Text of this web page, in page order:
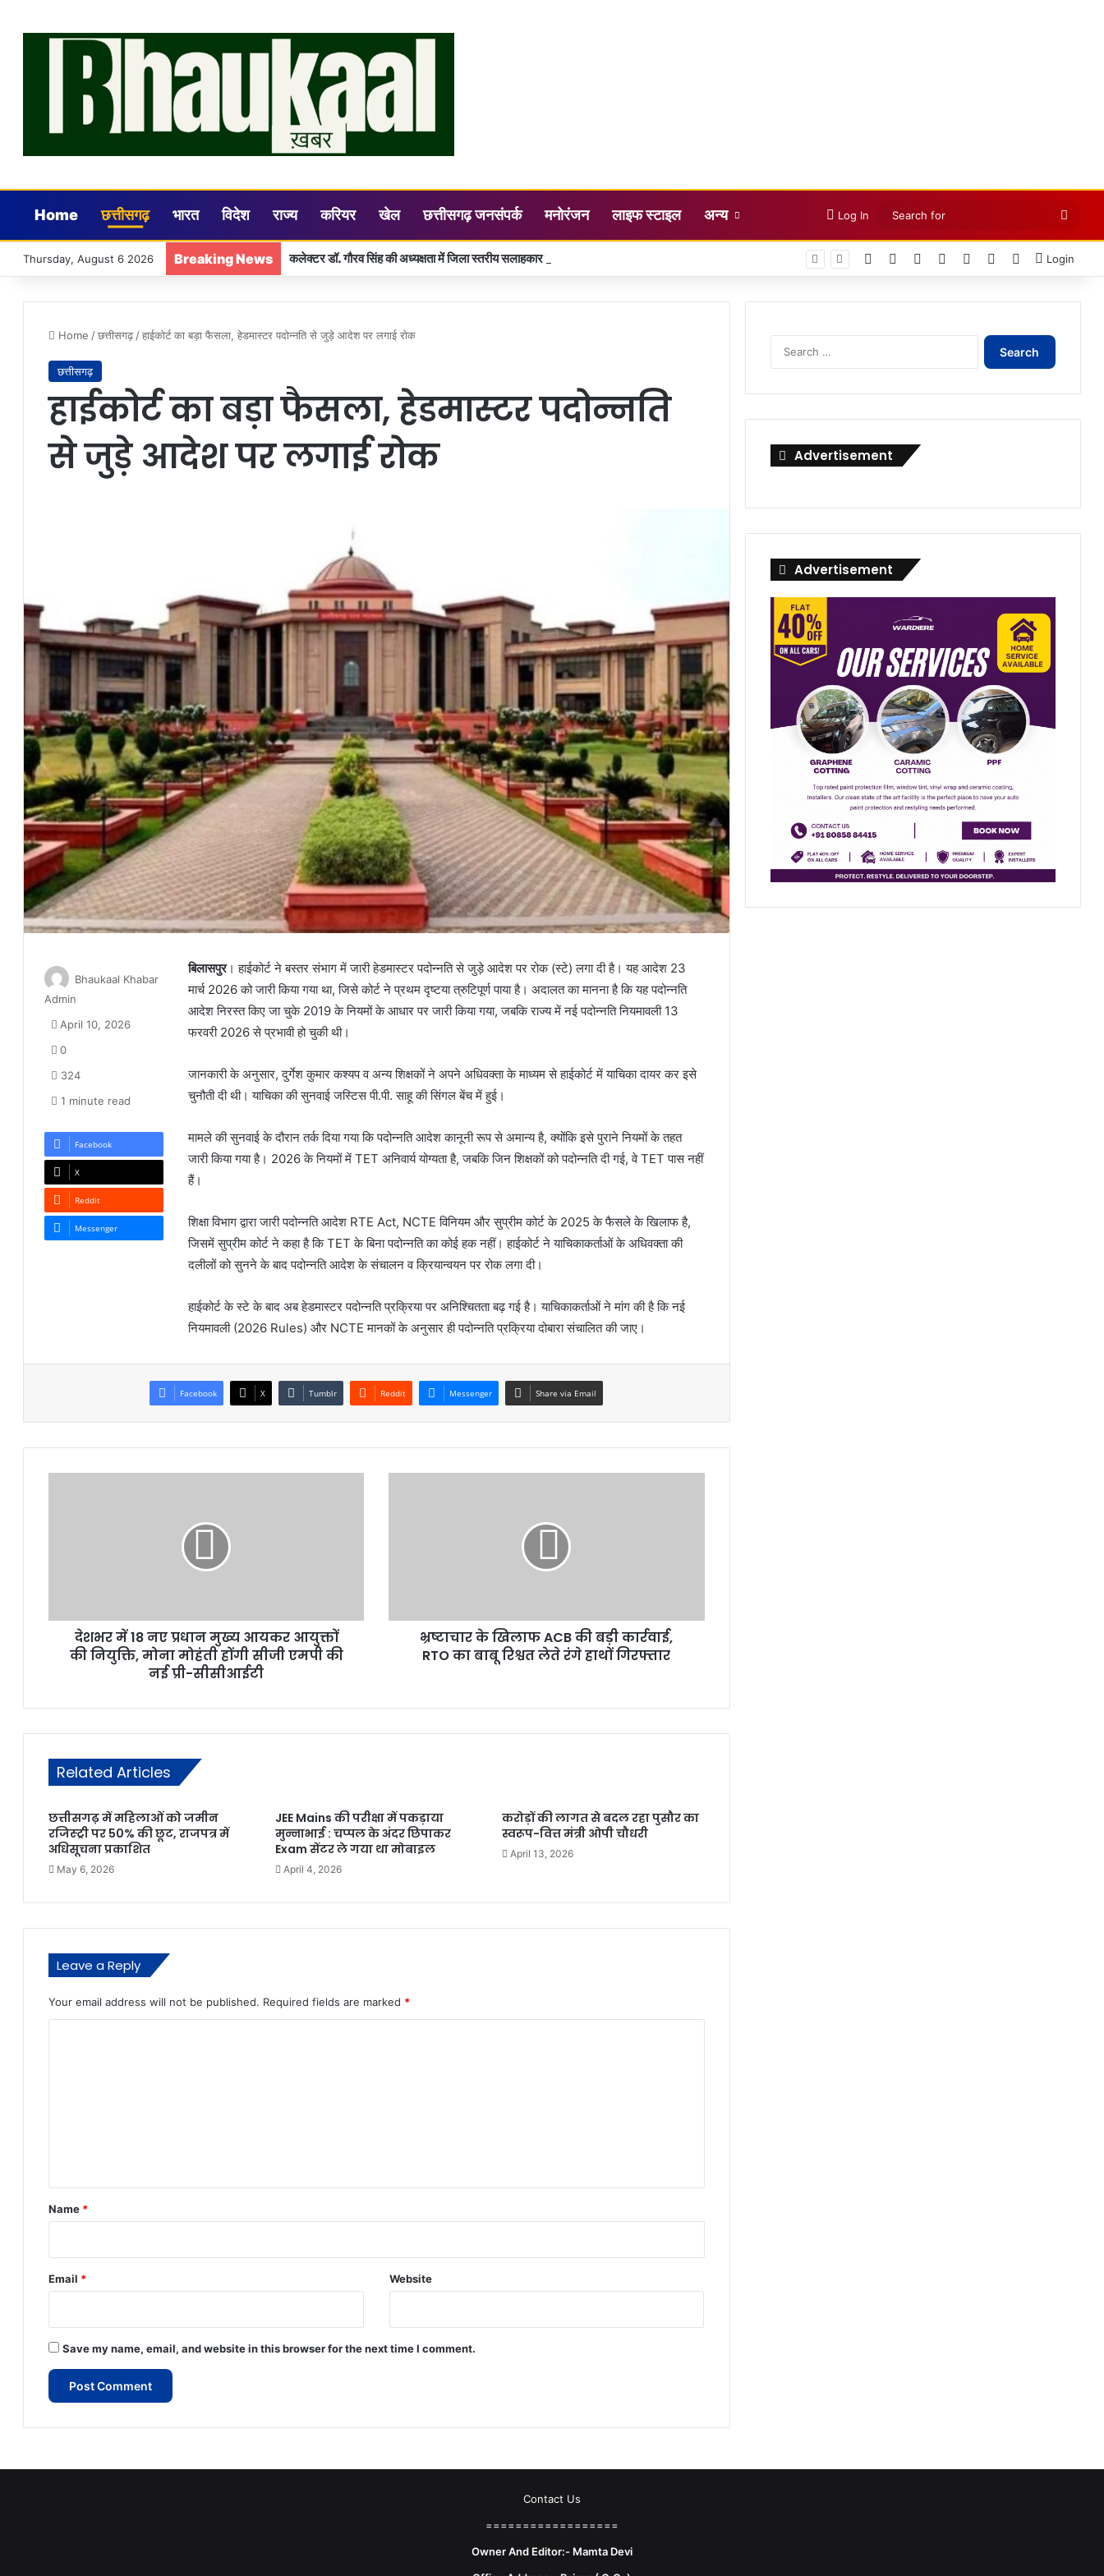
Home छत्तीसगढ़ भारत विदेश राज्य करियर खेल छत्तीसगढ़ जनसंपर्क मनोरंजन लाइफ स्टाइल अन्य Log In
for
Thursday, August 6 2026 Breaking News कलेक्टर डॉ. गौरव सिंह की अध्यक्षता में जिला स्तरीय सलाहकार समिति (DLCC) की बैठक सम्पन्न Facebook LinkedInYouTubeInstagramTelegramWhatsApp
Login
Home / छत्तीसगढ़ / हाईकोर्ट का बड़ा फैसला, हेडमास्टर पदोन्नति से जुड़े आदेश पर लगाई रोक
छत्तीसगढ़
हाईकोर्ट का बड़ा फैसला, हेडमास्टर पदोन्नति
से जुड़े आदेश पर लगाई रोक
बिलासपुर। हाईकोर्ट ने बस्तर संभाग में जारी हेडमास्टर पदोन्नति से जुड़े आदेश पर रोक (स्टे) लगा दी है। यह आदेश 23
मार्च 2026 को जारी किया गया था, जिसे कोर्ट ने प्रथम दृष्टया त्रुटिपूर्ण पाया है। अदालत का मानना है कि यह पदोन्नति
आदेश निरस्त किए जा चुके 2019 के नियमों के आधार पर जारी किया गया, जबकि राज्य में नई पदोन्नति नियमावली 13
फरवरी 2026 से प्रभावी हो चुकी थी।
जानकारी के अनुसार, दुर्गेश कुमार कश्यप व अन्य शिक्षकों ने अपने अधिवक्ता के माध्यम से हाईकोर्ट में याचिका दायर कर इसे
चुनौती दी थी। याचिका की सुनवाई जस्टिस पी.पी. साहू की सिंगल बेंच में हुई।
मामले की सुनवाई के दौरान तर्क दिया गया कि पदोन्नति आदेश कानूनी रूप से अमान्य है, क्योंकि इसे पुराने नियमों के तहत
जारी किया गया है। 2026 के नियमों में TET अनिवार्य योग्यता है, जबकि जिन शिक्षकों को पदोन्नति दी गई, वे TET पास नहीं
हैं।
शिक्षा विभाग द्वारा जारी पदोन्नति आदेश RTE Act, NCTE विनियम और सुप्रीम कोर्ट के 2025 के फैसले के खिलाफ है,
जिसमें सुप्रीम कोर्ट ने कहा है कि TET के बिना पदोन्नति का कोई हक नहीं। हाईकोर्ट ने याचिकाकर्ताओं के अधिवक्ता की
दलीलों को सुनने के बाद पदोन्नति आदेश के संचालन व क्रियान्वयन पर रोक लगा दी।
हाईकोर्ट के स्टे के बाद अब हेडमास्टर पदोन्नति प्रक्रिया पर अनिश्चितता बढ़ गई है। याचिकाकर्ताओं ने मांग की है कि नई
नियमावली (2026 Rules) और NCTE मानकों के अनुसार ही पदोन्नति प्रक्रिया दोबारा संचालित की जाए।
Bhaukaal Khabar
Admin
April 10, 2026
0
324
1 minute read
Facebook
X
Reddit
Messenger
Facebook X Tumblr Reddit Messenger Share via Email
देशभर में 18 नए प्रधान मुख्य आयकर आयुक्तों
की नियुक्ति, मोना मोहंती होंगी सीजी एमपी की
नई प्री-सीसीआईटी
भ्रष्टाचार के खिलाफ ACB की बड़ी कार्रवाई,
RTO का बाबू रिश्वत लेते रंगे हाथों गिरफ्तार
Related Articles
छत्तीसगढ़ में महिलाओं को जमीन
रजिस्ट्री पर 50% की छूट, राजपत्र में
अधिसूचना प्रकाशित
May 6, 2026
JEE Mains की परीक्षा में पकड़ाया
मुन्नाभाई : चप्पल के अंदर छिपाकर
Exam सेंटर ले गया था मोबाइल
April 4, 2026
करोड़ों की लागत से बदल रहा पुसौर का
स्वरूप-वित्त मंत्री ओपी चौधरी
April 13, 2026
Leave a Reply
Your email address will not be published. Required fields are marked *
*
Name *
Email * Website
Save my name, email, and website in this browser for the next time I comment.
Search
Advertisement
Advertisement
Contact Us
==================
Owner And Editor:- Mamta Devi